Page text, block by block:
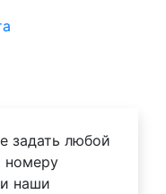
задать любой
номеру
наши